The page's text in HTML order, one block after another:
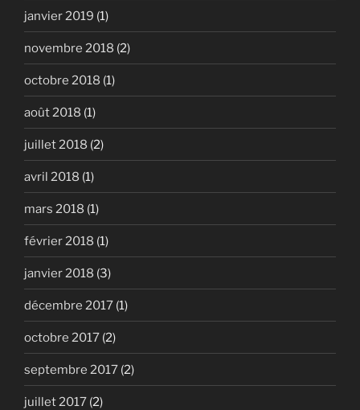
janvier 2019 (1)
novembre 2018 (2)
octobre 2018 (1)
août 2018 (1)
juillet 2018 (2)
avril 2018 (1)
mars 2018 (1)
février 2018 (1)
janvier 2018 (3)
décembre 2017 (1)
octobre 2017 (2)
septembre 2017 (2)
juillet 2017 (2)